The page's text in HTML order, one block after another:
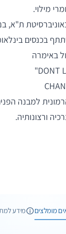
מילוי.
ת"א,
בכנסים
באימרה
למבנה
ורצונותיה.
מומלצים מידע
1 תמונות